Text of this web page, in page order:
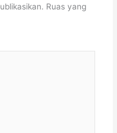
Ruas yang